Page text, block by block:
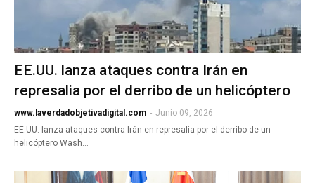
EE.UU. lanza ataques contra Irán en
represalia por el derribo de un helicóptero
www.laverdadobjetivadigital.com - Junio 09, 2026
EE.UU. lanza ataques contra Irán en represalia por el derribo de un
helicóptero Wash…